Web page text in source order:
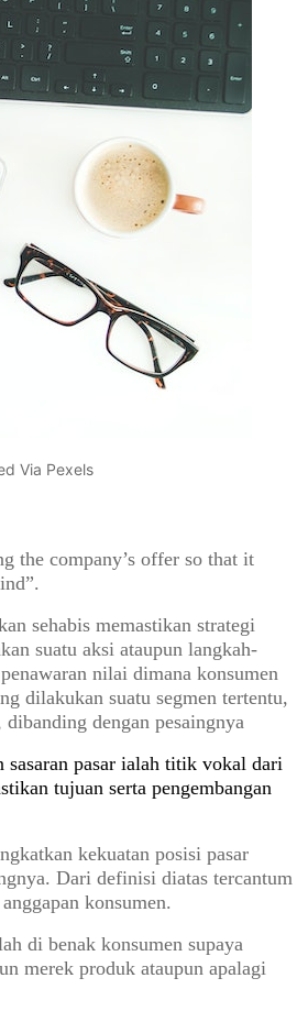
Via Pexels
the company’s offer so that it
sehabis memastikan strategi
suatu aksi ataupun langkah-
nilai dimana konsumen
dilakukan suatu segmen tertentu,
dengan pesaingnya
sasaran pasar ialah titik vokal dari
tujuan serta pengembangan
kekuatan posisi pasar
Dari definisi diatas tercantum
konsumen.
di benak konsumen supaya
merek produk ataupun apalagi